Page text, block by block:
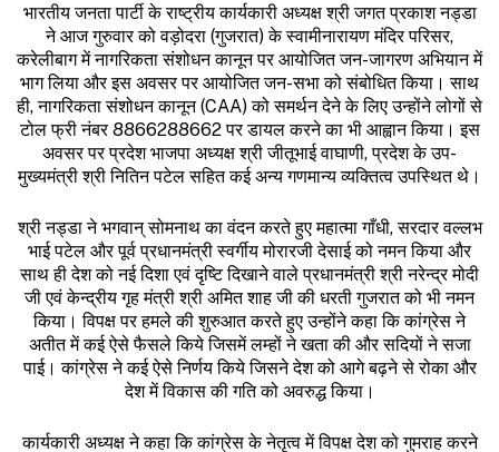
भारतीय जनता पार्टी के राष्ट्रीय कार्यकारी अध्यक्ष श्री जगत प्रकाश नड्डा
ने आज गुरुवार को वड़ोदरा (गुजरात) के स्वामीनारायण मंदिर परिसर,
करेलीबाग में नागरिकता संशोधन कानून पर आयोजित जन-जागरण अभियान में
भाग लिया और इस अवसर पर आयोजित जन-सभा को संबोधित किया। साथ
ही, नागरिकता संशोधन कानून (CAA) को समर्थन देने के लिए उन्होंने लोगों से
टोल फ्री नंबर 8866288662 पर डायल करने का भी आह्वान किया। इस
अवसर पर प्रदेश भाजपा अध्यक्ष श्री जीतूभाई वाघाणी, प्रदेश के उप-
मुख्यमंत्री श्री नितिन पटेल सहित कई अन्य गणमान्य व्यक्तित्व उपस्थित थे।
श्री नड्डा ने भगवान् सोमनाथ का वंदन करते हुए महात्मा गाँधी, सरदार वल्लभ
भाई पटेल और पूर्व प्रधानमंत्री स्वर्गीय मोरारजी देसाई को नमन किया और
साथ ही देश को नई दिशा एवं दृष्टि दिखाने वाले प्रधानमंत्री श्री नरेन्द्र मोदी
जी एवं केन्द्रीय गृह मंत्री श्री अमित शाह जी की धरती गुजरात को भी नमन
किया। विपक्ष पर हमले की शुरुआत करते हुए उन्होंने कहा कि कांग्रेस ने
अतीत में कई ऐसे फैसले किये जिसमें लम्हों ने खता की और सदियों ने सजा
पाई। कांग्रेस ने कई ऐसे निर्णय किये जिसने देश को आगे बढ़ने से रोका और
देश में विकास की गति को अवरुद्ध किया।
कार्यकारी अध्यक्ष ने कहा कि कांग्रेस के नेतृत्व में विपक्ष देश को गुमराह करने